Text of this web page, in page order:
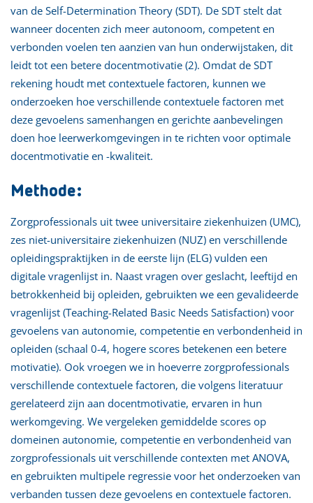
van de Self-Determination Theory (SDT). De SDT stelt dat
wanneer docenten zich meer autonoom, competent en
verbonden voelen ten aanzien van hun onderwijstaken, dit
leidt tot een betere docentmotivatie (2). Omdat de SDT
rekening houdt met contextuele factoren, kunnen we
onderzoeken hoe verschillende contextuele factoren met
deze gevoelens samenhangen en gerichte aanbevelingen
doen hoe leerwerkomgevingen in te richten voor optimale
docentmotivatie en -kwaliteit.
Methode:
Zorgprofessionals uit twee universitaire ziekenhuizen (UMC),
zes niet-universitaire ziekenhuizen (NUZ) en verschillende
opleidingspraktijken in de eerste lijn (ELG) vulden een
digitale vragenlijst in. Naast vragen over geslacht, leeftijd en
betrokkenheid bij opleiden, gebruikten we een gevalideerde
vragenlijst (Teaching-Related Basic Needs Satisfaction) voor
gevoelens van autonomie, competentie en verbondenheid in
opleiden (schaal 0-4, hogere scores betekenen een betere
motivatie). Ook vroegen we in hoeverre zorgprofessionals
verschillende contextuele factoren, die volgens literatuur
gerelateerd zijn aan docentmotivatie, ervaren in hun
werkomgeving. We vergeleken gemiddelde scores op
domeinen autonomie, competentie en verbondenheid van
zorgprofessionals uit verschillende contexten met ANOVA,
en gebruikten multipele regressie voor het onderzoeken van
verbanden tussen deze gevoelens en contextuele factoren.